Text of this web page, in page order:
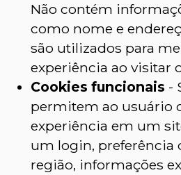
Não contém
como nome e
são utilizados para
experiência ao visitar
Cookies funcionais -
permitem ao usuário
experiência em um
um login, preferência
região, informações